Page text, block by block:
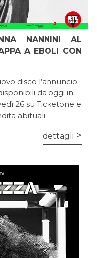
NANNINI AL
A EBOLI CON
disco l’annuncio
da oggi in
26 su Ticketone e
abituali
dettagli